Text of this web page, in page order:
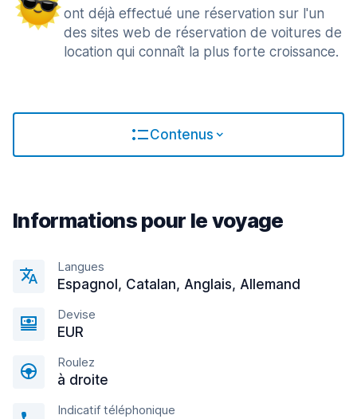
ont déjà effectué une réservation sur l'un
des sites web de réservation de voitures de
location qui connaît la plus forte croissance.
Contenus
Informations pour le voyage
Langues
Espagnol, Catalan, Anglais, Allemand
Devise
EUR
Roulez
à droite
Indicatif téléphonique